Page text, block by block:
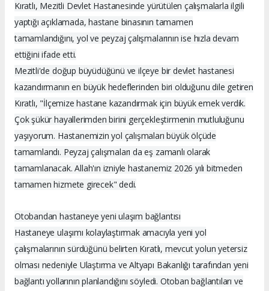
Kıratlı, Mezitli Devlet Hastanesinde yürütülen çalışmalarla ilgili
yaptığı açıklamada, hastane binasının tamamen
tamamlandığını, yol ve peyzaj çalışmalarının ise hızla devam
ettiğini ifade etti.
Mezitli'de doğup büyüdüğünü ve ilçeye bir devlet hastanesi
kazandırmanın en büyük hedeflerinden biri olduğunu dile getiren
Kıratlı, "İlçemize hastane kazandırmak için büyük emek verdik.
Çok şükür hayallerimden birini gerçekleştirmenin mutluluğunu
yaşıyorum. Hastanemizin yol çalışmaları büyük ölçüde
tamamlandı. Peyzaj çalışmaları da eş zamanlı olarak
tamamlanacak. Allah'ın izniyle hastanemiz 2026 yılı bitmeden
tamamen hizmete girecek" dedi.
Otobandan hastaneye yeni ulaşım bağlantısı
Hastaneye ulaşımı kolaylaştırmak amacıyla yeni yol
çalışmalarının sürdüğünü belirten Kıratlı, mevcut yolun yetersiz
olması nedeniyle Ulaştırma ve Altyapı Bakanlığı tarafından yeni
bağlantı yollarının planlandığını söyledi. Otoban bağlantıları ve